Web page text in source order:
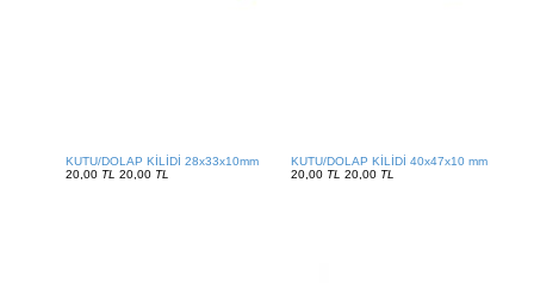
KUTU/DOLAP KİLİDİ 28x33x10mm
20,00 TL 20,00 TL
KUTU/DOLAP KİLİDİ 40x47x10 mm
20,00 TL 20,00 TL